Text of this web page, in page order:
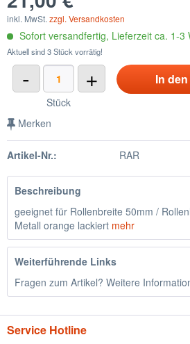
inkl. MwSt. zzgl. Versandkosten
Sofort versandfertig, Lieferzeit ca. 1-3
Aktuell sind 3 Stück vorrätig!
- +
Stück
In den
Merken
Artikel-Nr.: RAR
Beschreibung
geeignet für Rollenbreite 50mm /
Metall orange lackiert mehr
Weiterführende Links
Fragen zum Artikel? Weitere
Service Hotline